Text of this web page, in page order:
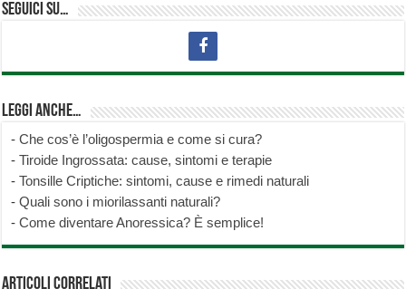
Seguici su…
Leggi anche…
-Che cos’è l’oligospermia e come si cura?
-Tiroide Ingrossata: cause, sintomi e terapie
-Tonsille Criptiche: sintomi, cause e rimedi naturali
-Quali sono i miorilassanti naturali?
-Come diventare Anoressica? È semplice!
Articoli correlati